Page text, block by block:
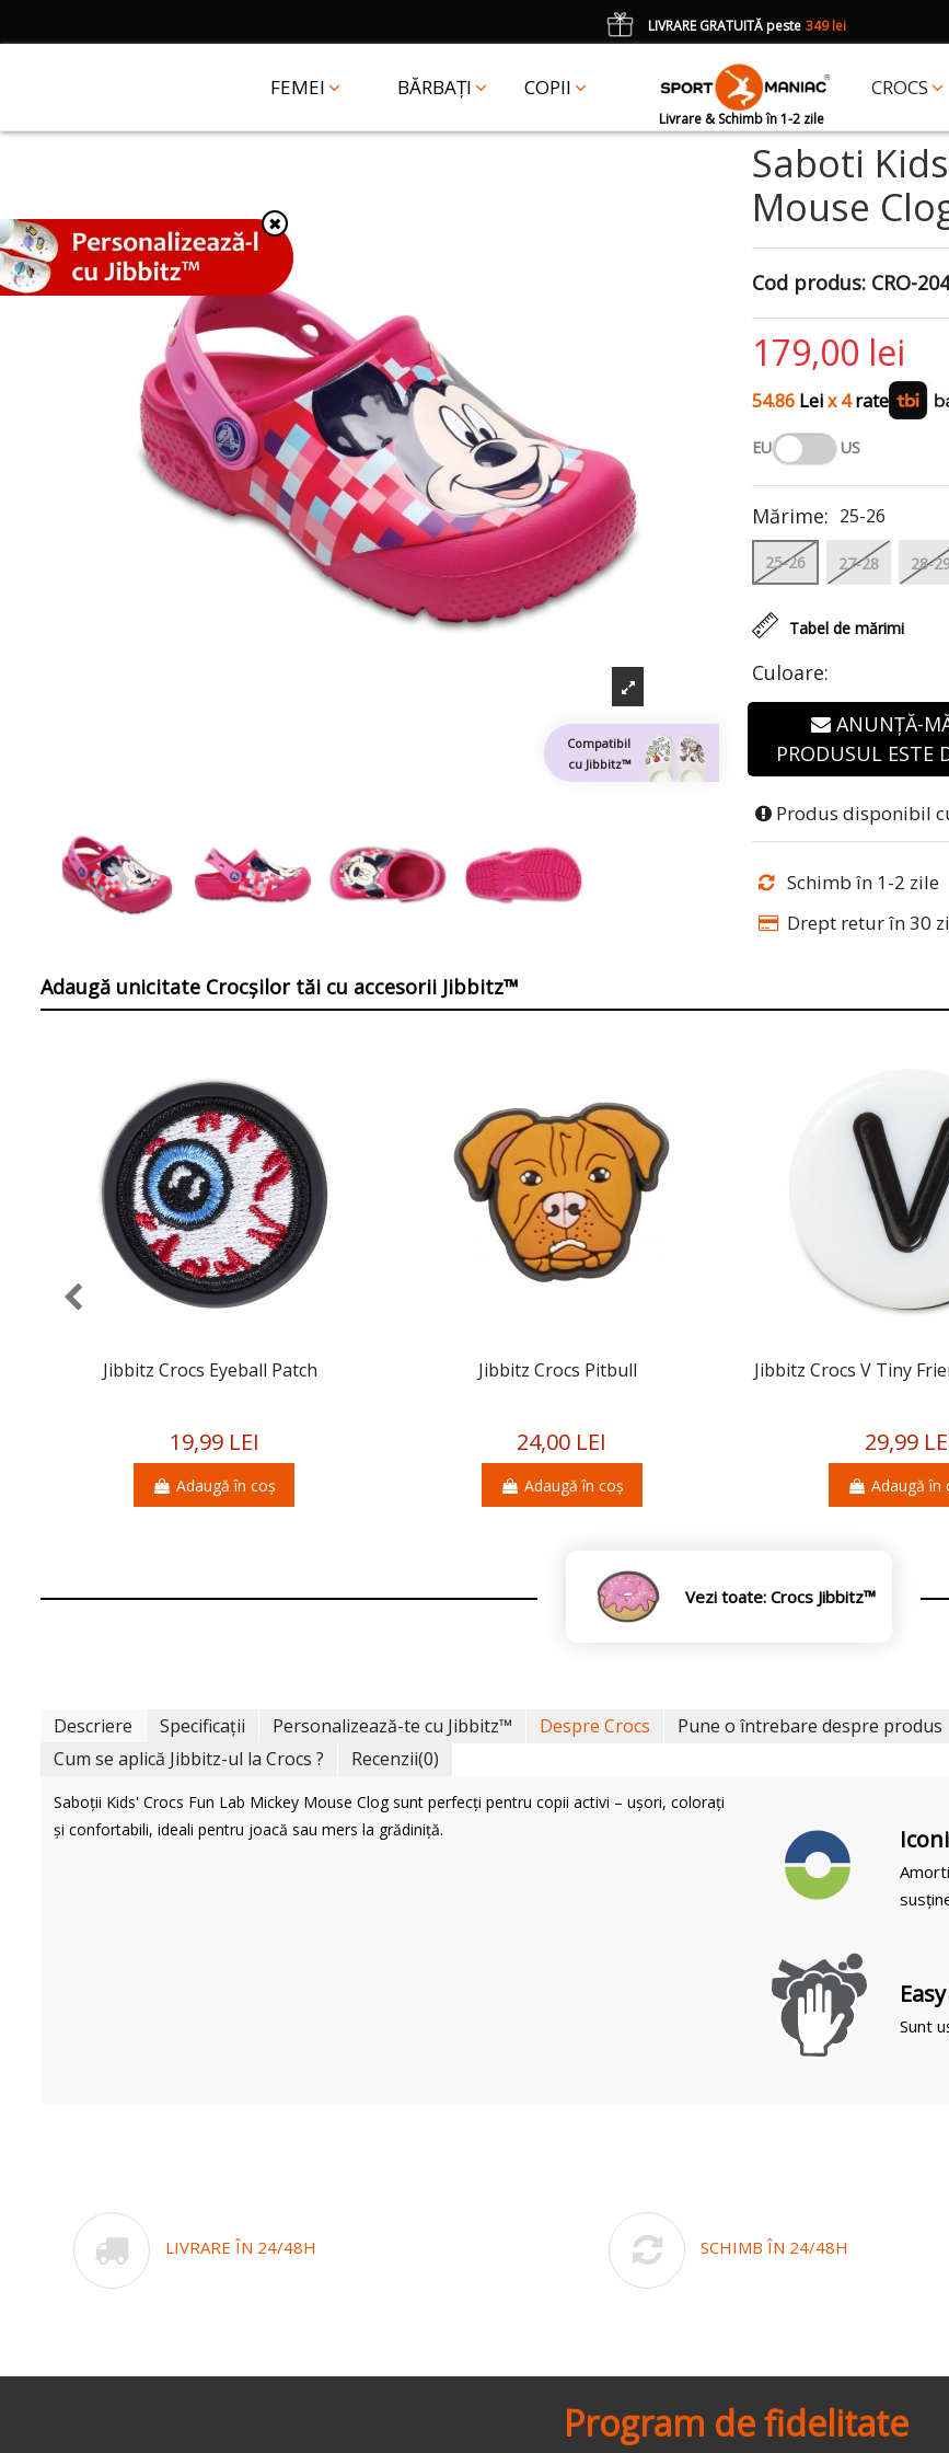
FEMEI BĂRBAȚI COPII CROCS
Livrare & Schimb în 1-2 zile
LIVRARE GRATUITĂ peste 349 lei
CADOUun accesoriu Crocs Jibbitz în val. de 25 lei cu codul:
✖
Compatibil
cu Jibbitz™
Saboti
Mouse
Cod produs: CRO-
179,00 lei
54.86 Leix 4rate
EU US
Culoare:
Tabel de mărimi
Mărime: 25-26
25-26 27-28 28-
ANUNȚĂ-
PRODUSUL ESTE
Produs disponibil
Schimb în 1-2 zile
Drept retur în 30
Adaugă unicitate Crocșilor tăi cu accesorii Jibbitz™
Jibbitz Crocs Eyeball Patch
19,99 LEI
Adaugă în coș
Jibbitz Crocs Pitbull
24,00 LEI
Adaugă în coș
Jibbitz Crocs V Tiny
29,99
Adaugă în
Vezi toate: Crocs Jibbitz™
Descriere Specificații Personalizează-te cu Jibbitz™ Despre Crocs Pune o întrebare despre produs
Cum se aplică Jibbitz-ul la Crocs ?
Recenzii(0)
Saboții Kids' Crocs Fun Lab Mickey Mouse Clog sunt perfecți pentru copii activi – ușori, colorați
și confortabili, ideali pentru joacă sau mers la grădiniță.
Sunt
LIVRARE ÎN 24/48H SCHIMB ÎN 24/48H
Program de fidelitate